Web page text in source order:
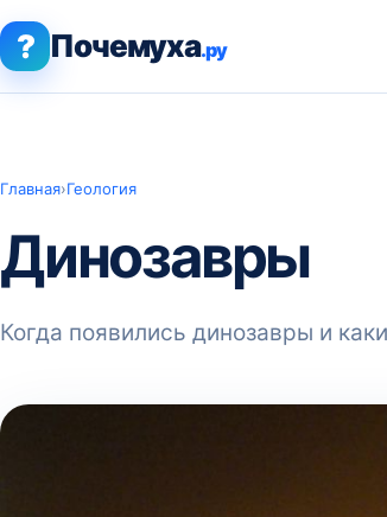
? Почемуха.ру
Главная›Геология
Динозавры
Когда появились динозавры и